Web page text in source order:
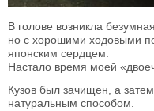
В голове возникла
но с хорошими ходовыми
японским сердцем.
Настало время моей
Кузов был зачищен, а
натуральным способом.